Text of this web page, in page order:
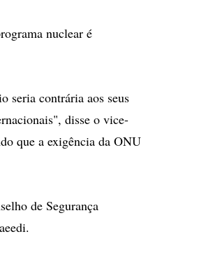
nuclear é
seria contrária aos seus
disse o vice-
que a exigência da ONU
de Segurança